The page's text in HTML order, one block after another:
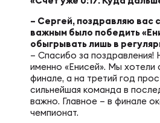
– Сергей, поздравляю вас
важным было победить
обыгрывать лишь в
– Спасибо за поздравления!
именно «Енисей». Мы
финале, а на третий год
сильнейшая команда в
важно. Главное – в финале
чемпионат.